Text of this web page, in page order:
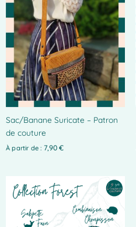
Sac/Banane Suricate – Patron
de couture
À partir de : 7,90 €
produit
a
plusieurs
variations.
Les
options
peuvent
être
choisies
sur
la
page
produit
plusieurs